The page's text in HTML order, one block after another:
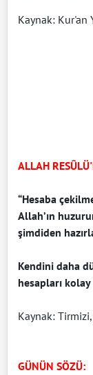
Kaynak: Kur'an
ALLAH
“Hesaba
Allah’ın
şimdiden
Kendini daha
hesapları kolay
Kaynak:
GÜNÜN SÖZÜ: